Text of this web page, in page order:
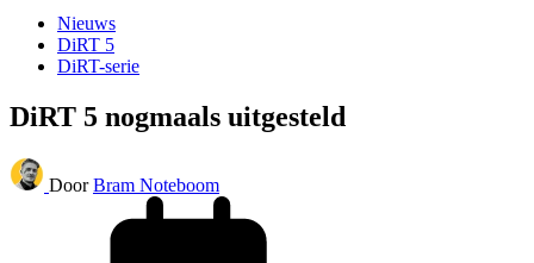
Nieuws
DiRT 5
DiRT-serie
DiRT 5 nogmaals uitgesteld
Door Bram Noteboom